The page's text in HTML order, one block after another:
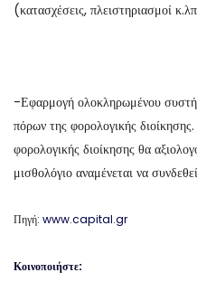
(κατασχέσεις, πλειστηριασμοί
-Εφαρμογή ολοκληρωμένου
πόρων της φορολογικής
φορολογικής διοίκησης θα
μισθολόγιο αναμένεται να
Πηγή: www.capital.gr
Κοινοποιήστε: